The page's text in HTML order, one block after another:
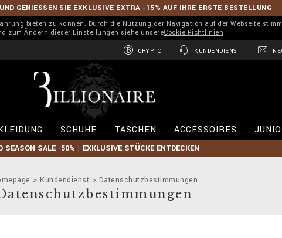
GENIESSEN SIE EXKLUSIVE EXTRA -15% AUF IHRE ERSTE BESTELLUNG
bieten zu können. Durch die Nutzung der Navigation auf der Webseite
zum Ändern dieser Einstellungen siehe unsereCookie Richtlinien
CRYPTO KUNDENDIENST
l
o
n
a
e
SCHUHE TASCHEN ACCESSOIRES
SEASON SALE -50% | EXKLUSIVE STÜCKE ENTDECKEN
Kundendienst Datenschutzbestimmungen